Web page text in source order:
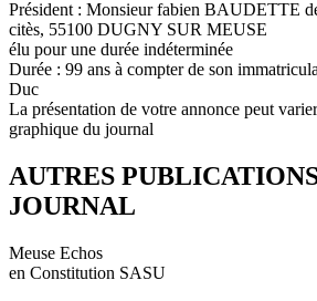
Président : Monsieur fabien BAUDETTE
citès, 55100 DUGNY SUR MEUSE
élu pour une durée indéterminée
Durée : 99 ans à compter de son
Duc
La présentation de votre annonce peut
graphique du journal
AUTRES
JOURNAL
Meuse Echos
en Constitution SASU